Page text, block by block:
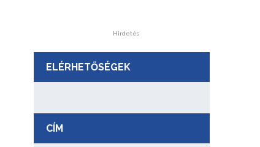
Hirdetés
ELÉRHETŐSÉGEK
CÍM